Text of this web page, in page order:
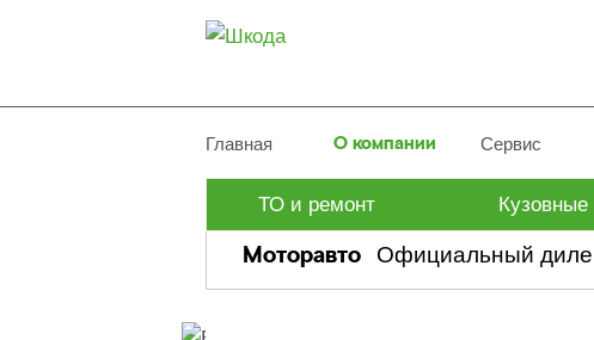
Главная О компании Сервис
ТО и ремонт Кузовные
Моторавто Официальный